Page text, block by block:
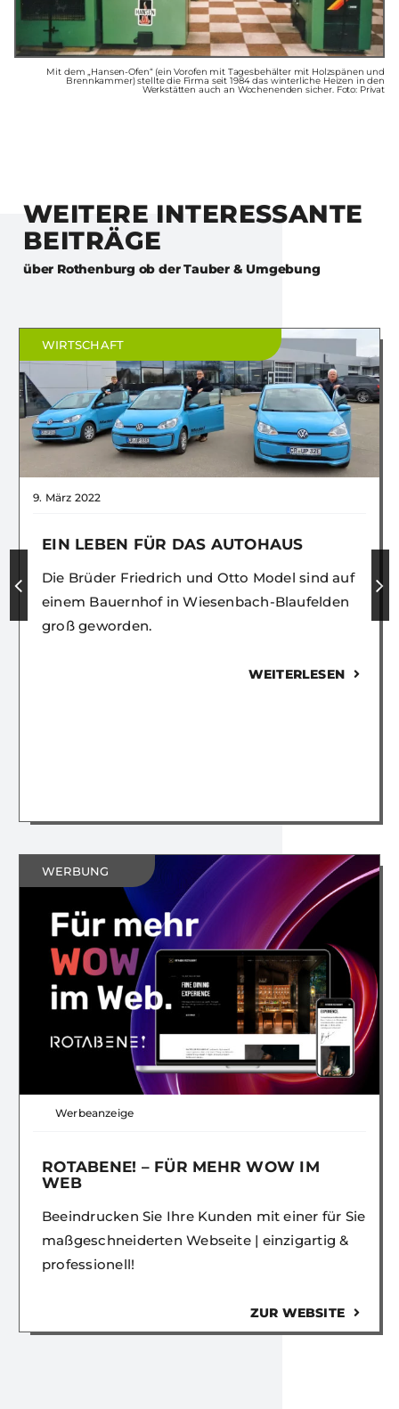
Mit dem „Hansen-Ofen“ (ein Vorofen mit Tagesbehälter mit Holzspänen und
Brennkammer) stellte die Firma seit 1984 das winterliche Heizen in den
Werkstätten auch an Wochenenden sicher. Foto: Privat
WEITERE INTERESSANTE
BEITRÄGE
über Rothenburg ob der Tauber & Umgebung
WIRTSCHAFT
9. März 2022
EIN LEBEN FÜR DAS AUTOHAUS
Die Brüder Friedrich und Otto Model sind auf
einem Bauernhof in Wiesenbach-Blaufelden
groß geworden.
WEITERLESEN
WERBUNG
Werbeanzeige
ROTABENE! – FÜR MEHR WOW IM
WEB
Beeindrucken Sie Ihre Kunden mit einer für Sie
maßgeschneiderten Webseite | einzigartig &
professionell!
ZUR WEBSITE